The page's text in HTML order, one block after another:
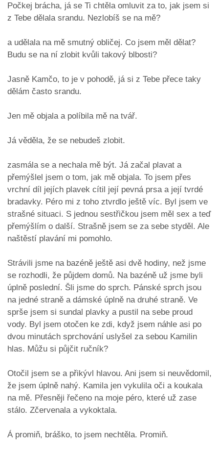
Počkej brácha, já se Ti chtěla omluvit za to, jak jsem si
z Tebe dělala srandu. Nezlobíš se na mě?
a udělala na mě smutný obličej. Co jsem měl dělat?
Budu se na ní zlobit kvůli takový blbosti?
Jasně Kamčo, to je v pohodě, já si z Tebe přece taky
dělám často srandu.
Jen mě objala a políbila mě na tvář.
Já věděla, že se nebudeš zlobit.
zasmála se a nechala mě být. Já začal plavat a
přemýšlel jsem o tom, jak mě objala. To jsem přes
vrchní díl jejích plavek cítil její pevná prsa a její tvrdé
bradavky. Péro mi z toho ztvrdlo ještě víc. Byl jsem ve
strašné situaci. S jednou sestřičkou jsem měl sex a teď
přemýšlím o další. Strašně jsem se za sebe styděl. Ale
naštěstí plavání mi pomohlo.
Strávili jsme na bazéně ještě asi dvě hodiny, než jsme
se rozhodli, že půjdem domů. Na bazéně už jsme byli
úplně poslední. Šli jsme do sprch. Pánské sprch jsou
na jedné straně a dámské úplně na druhé straně. Ve
sprše jsem si sundal plavky a pustil na sebe proud
vody. Byl jsem otočen ke zdi, když jsem náhle asi po
dvou minutách sprchování uslyšel za sebou Kamilin
hlas. Můžu si půjčit ručník?
Otočil jsem se a přikývl hlavou. Ani jsem si neuvědomil,
že jsem úplně nahý. Kamila jen vykulila oči a koukala
na mě. Přesněji řečeno na moje péro, které už zase
stálo. Zčervenala a vykoktala.
Á promiň, bráško, to jsem nechtěla. Promiň.